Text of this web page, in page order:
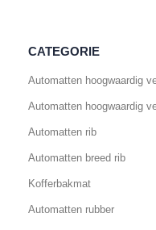
CATEGORIE
Automatten hoogwaardig
Automatten hoogwaardig
Automatten rib
Automatten breed rib
Kofferbakmat
Automatten rubber